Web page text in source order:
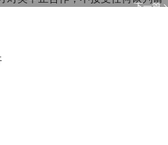
下一篇